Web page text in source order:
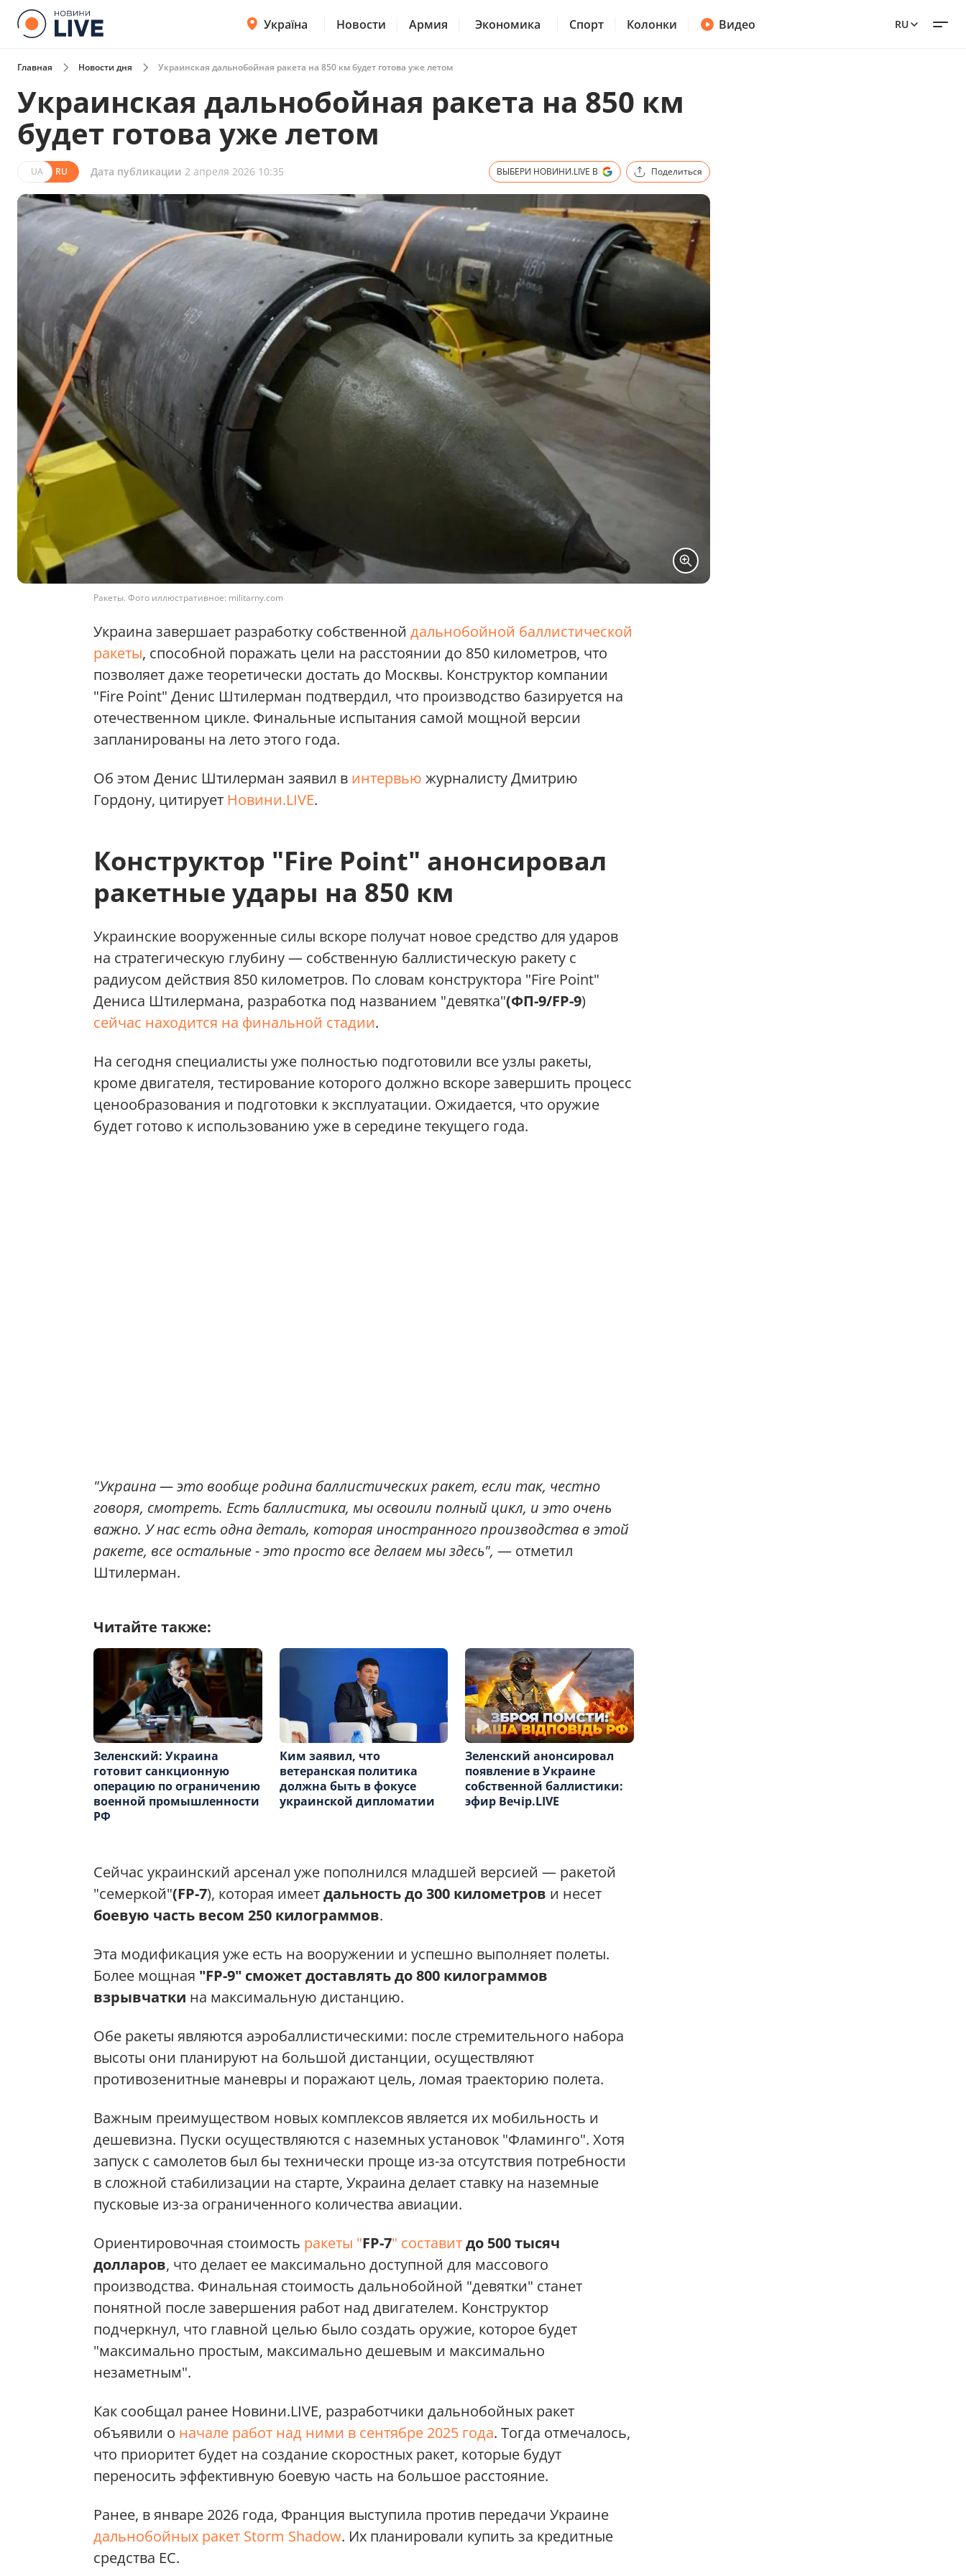
Україна Новости Армия Экономика Спорт Колонки Видео RU
Главная Новости дня Украинская дальнобойная ракета на 850 км будет готова уже летом
Украинская дальнобойная ракета на 850 км
будет готова уже летом
UA RU Дата публикации 2 апреля 2026 10:35 ВЫБЕРИ НОВИНИ.LIVE В Поделиться
Ракеты. Фото иллюстративное: militarny.com
Украина завершает разработку собственной дальнобойной баллистической
ракеты, способной поражать цели на расстоянии до 850 километров, что
позволяет даже теоретически достать до Москвы. Конструктор компании
"Fire Point" Денис Штилерман подтвердил, что производство базируется на
отечественном цикле. Финальные испытания самой мощной версии
запланированы на лето этого года.
Об этом Денис Штилерман заявил в интервью журналисту Дмитрию
Гордону, цитирует Новини.LIVE.
Конструктор "Fire Point" анонсировал
ракетные удары на 850 км
Украинские вооруженные силы вскоре получат новое средство для ударов
на стратегическую глубину — собственную баллистическую ракету с
радиусом действия 850 километров. По словам конструктора "Fire Point"
Дениса Штилермана, разработка под названием "девятка"(ФП-9/FP-9)
сейчас находится на финальной стадии.
На сегодня специалисты уже полностью подготовили все узлы ракеты,
кроме двигателя, тестирование которого должно вскоре завершить процесс
ценообразования и подготовки к эксплуатации. Ожидается, что оружие
будет готово к использованию уже в середине текущего года.
"Украина — это вообще родина баллистических ракет, если так, честно
говоря, смотреть. Есть баллистика, мы освоили полный цикл, и это очень
важно. У нас есть одна деталь, которая иностранного производства в этой
ракете, все остальные - это просто все делаем мы здесь", — отметил
Штилерман.
Читайте также:
Зеленский: Украина
готовит санкционную
операцию по ограничению
военной промышленности
РФ
Ким заявил, что
ветеранская политика
должна быть в фокусе
украинской дипломатии
Зеленский анонсировал
появление в Украине
собственной баллистики:
эфир Вечір.LIVE
Сейчас украинский арсенал уже пополнился младшей версией — ракетой
"семеркой"(FP-7), которая имеетдальность до 300 километров и несет
боевую часть весом 250 килограммов.
Эта модификация уже есть на вооружении и успешно выполняет полеты.
Более мощная "FP-9" сможет доставлять до 800 килограммов
взрывчатки на максимальную дистанцию.
Обе ракеты являются аэробаллистическими: после стремительного набора
высоты они планируют на большой дистанции, осуществляют
противозенитные маневры и поражают цель, ломая траекторию полета.
Важным преимуществом новых комплексов является их мобильность и
дешевизна. Пуски осуществляются с наземных установок "Фламинго". Хотя
запуск с самолетов был бы технически проще из-за отсутствия потребности
в сложной стабилизации на старте, Украина делает ставку на наземные
пусковые из-за ограниченного количества авиации.
Ориентировочная стоимость ракеты "FP-7" составитдо 500 тысяч
долларов, что делает ее максимально доступной для массового
производства. Финальная стоимость дальнобойной "девятки" станет
понятной после завершения работ над двигателем. Конструктор
подчеркнул, что главной целью было создать оружие, которое будет
"максимально простым, максимально дешевым и максимально
незаметным".
Как сообщал ранее Новини.LIVE, разработчики дальнобойных ракет
объявили о начале работ над ними в сентябре 2025 года. Тогда отмечалось,
что приоритет будет на создание скоростных ракет, которые будут
переносить эффективную боевую часть на большое расстояние.
Ранее, в январе 2026 года, Франция выступила против передачи Украине
дальнобойных ракет Storm Shadow. Их планировали купить за кредитные
средства ЕС.